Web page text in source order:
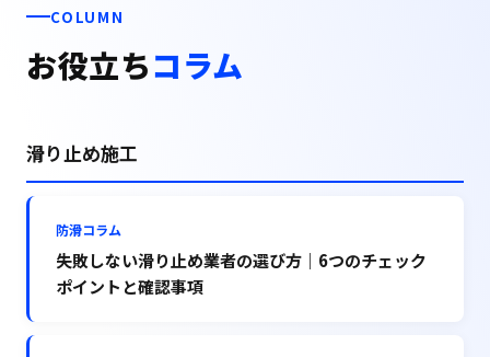
COLUMN
お役立ちコラム
滑り止め施工
防滑コラム
失敗しない滑り止め業者の選び方｜6つのチェック
ポイントと確認事項